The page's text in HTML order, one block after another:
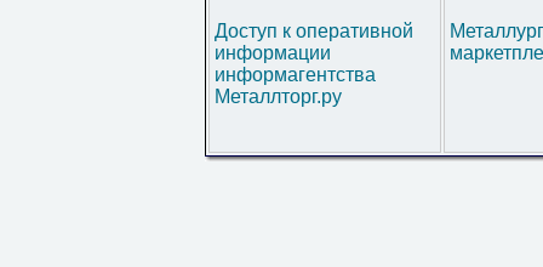
Доступ к оперативной
информации
информагентства
Металлторг.ру